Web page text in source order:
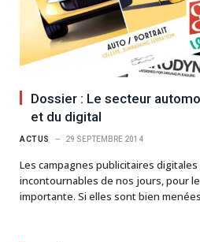
Dossier : Le secteur
et du digital
ACTUS 29 SEPTEMBRE 2014
Les campagnes publicitaires
incontournables de nos jours, pour
importante. Si elles sont bien